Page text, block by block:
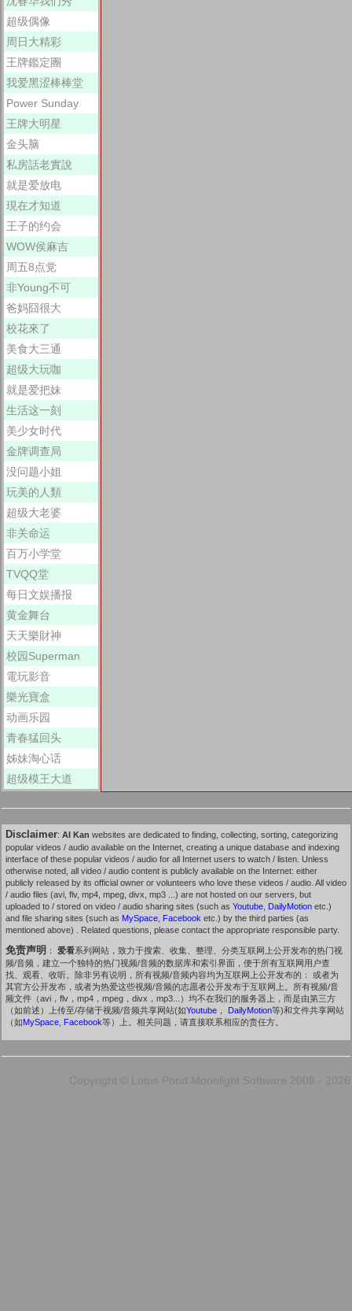
超级偶像
周日大精彩
王牌鑑定團
我爱黑涩棒棒堂
Power Sunday
王牌大明星
金头脑
私房話老實說
就是爱放电
現在才知道
王子的约会
WOW侯麻吉
周五8点党
非Young不可
爸妈囧很大
校花來了
美食大三通
超级大玩咖
就是爱把妹
生活这一刻
美少女时代
金牌调查局
没问题小姐
玩美的人類
超级大老婆
非关命运
百万小学堂
TVQQ堂
每日文娱播报
黄金舞台
天天樂財神
校园Superman
電玩影音
樂光寶盒
动画乐园
青春猛回头
姊妹淘心话
超级模王大道
Disclaimer: AI Kan websites are dedicated to finding, collecting, sorting, categorizing
popular videos / audio available on the Internet, creating a unique database and indexing
interface of these popular videos / audio for all Internet users to watch / listen. Unless
otherwise noted, all video / audio content is publicly available on the Internet: either
publicly released by its official owner or volunteers who love these videos / audio. All video
/ audio files (avi, flv, mp4, mpeg, divx, mp3 ...) are not hosted on our servers, but
uploaded to / stored on video / audio sharing sites (such as Youtube DailyMotion etc.)
and file sharing sites (such as MySpace Facebook etc.) by the third parties (as
mentioned above) . Related questions, please contact the appropriate responsible party.
免责声明 ： 爱看系列网站，致力于搜索、收集、整理、分类互联网上公开发布的热门视
频/音频，建立一个独特的热门视频/音频的数据库和索引界面，便于所有互联网用户查
找、观看、收听。除非另有说明，所有视频/音频内容均为互联网上公开发布的： 或者为
其官方公开发布，或者为热爱这些视频/音频的志愿者公开发布于互联网上。所有视频/音
频文件（avi，flv，mp4，mpeg，divx，mp3...）均不在我们的服务器上，而是由第三方
（如前述）上传至/存储于视频/音频共享网站(如Youtube ， DailyMotion等)和文件共享网站
（如MySpace Facebook等）上。相关问题，请直接联系相应的责任方。
Copyright © Lotus Pond Moonlight Software 2008 - 2026